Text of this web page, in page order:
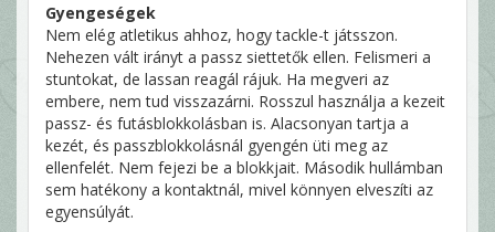
Gyengeségek
Nem elég atletikus ahhoz, hogy tackle-t játsszon.
Nehezen vált irányt a passz siettetők ellen. Felismeri a
stuntokat, de lassan reagál rájuk. Ha megveri az
embere, nem tud visszazárni. Rosszul használja a kezeit
passz- és futásblokkolásban is. Alacsonyan tartja a
kezét, és passzblokkolásnál gyengén üti meg az
ellenfelét. Nem fejezi be a blokkjait. Második hullámban
sem hatékony a kontaktnál, mivel könnyen elveszíti az
egyensúlyát.